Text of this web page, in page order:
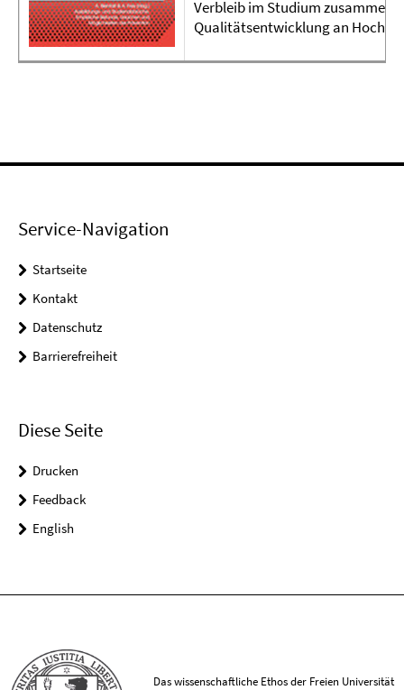
Verbleib im Studium
Qualitätsentwicklung an
Service-Navigation
Startseite
Kontakt
Datenschutz
Barrierefreiheit
Diese Seite
Drucken
Feedback
English
Das wissenschaftliche Ethos der Freien Universität